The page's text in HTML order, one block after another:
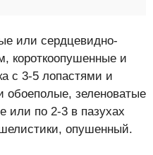
или сердцевидно-
короткоопушенные и
с 3-5 лопастями и
обоеполые, зеленоватые
или по 2-3 в пазухах
опушенный.